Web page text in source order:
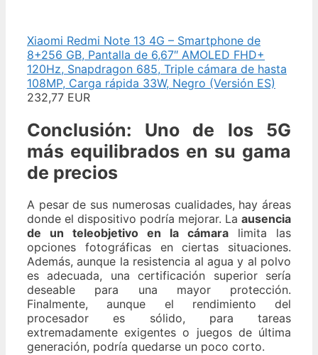
Xiaomi Redmi Note 13 4G – Smartphone de
8+256 GB, Pantalla de 6,67″ AMOLED FHD+
120Hz, Snapdragon 685, Triple cámara de hasta
108MP, Carga rápida 33W, Negro (Versión ES)
232,77 EUR
Conclusión: Uno de los 5G
más equilibrados en su gama
de precios
A pesar de sus numerosas cualidades, hay áreas
donde el dispositivo podría mejorar. La ausencia
de un teleobjetivo en la cámara limita las
opciones fotográficas en ciertas situaciones.
Además, aunque la resistencia al agua y al polvo
es adecuada, una certificación superior sería
deseable para una mayor protección.
Finalmente, aunque el rendimiento del
procesador es sólido, para tareas
extremadamente exigentes o juegos de última
generación, podría quedarse un poco corto.